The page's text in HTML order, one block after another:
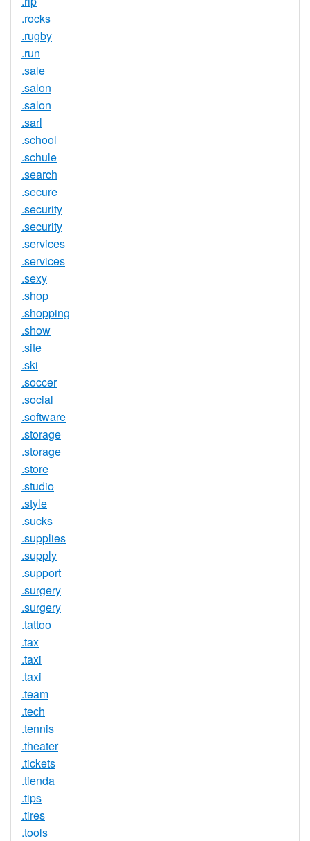
.rocks
.rugby
.run
.sale
.salon
.salon
.sarl
.school
.schule
.search
.secure
.security
.security
.services
.services
.sexy
.shop
.shopping
.show
.site
.ski
.soccer
.social
.software
.storage
.storage
.store
.studio
.style
.sucks
.supplies
.supply
.support
.surgery
.surgery
.tattoo
.tax
.taxi
.taxi
.team
.tech
.tennis
.theater
.tickets
.tienda
.tips
.tires
.tools